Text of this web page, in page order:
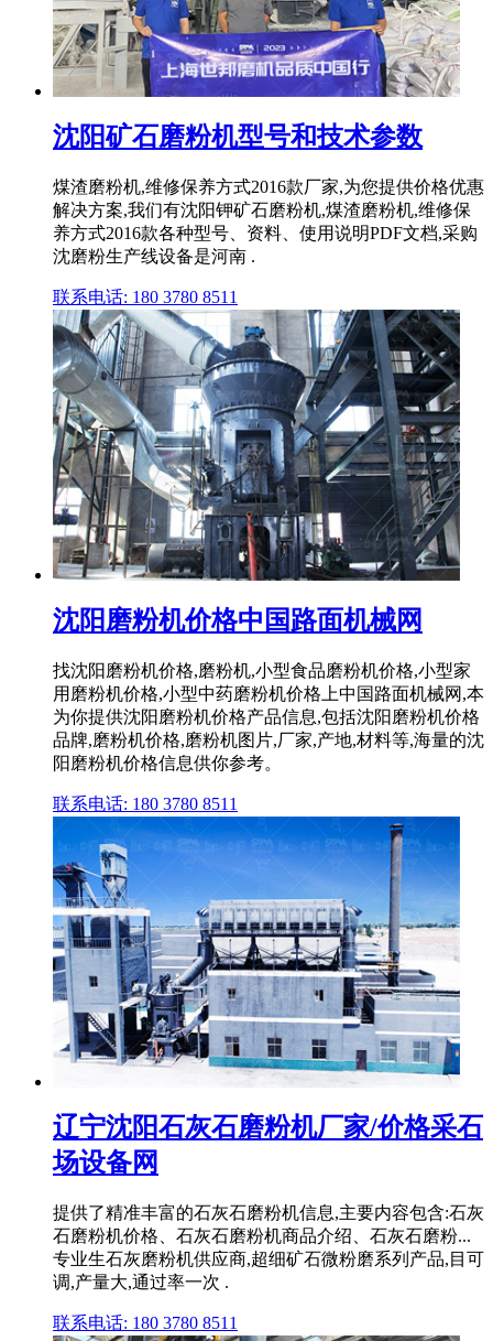
沈阳矿石磨粉机型号和技术参数
煤渣磨粉机,维修保养方式2016款厂家,为您提供价格优惠
解决方案,我们有沈阳钾矿石磨粉机,煤渣磨粉机,维修保
养方式2016款各种型号、资料、使用说明PDF文档,采购
沈磨粉生产线设备是河南 .
联系电话: 180 3780 8511
沈阳磨粉机价格中国路面机械网
找沈阳磨粉机价格,磨粉机,小型食品磨粉机价格,小型家
用磨粉机价格,小型中药磨粉机价格上中国路面机械网,本
为你提供沈阳磨粉机价格产品信息,包括沈阳磨粉机价格
品牌,磨粉机价格,磨粉机图片,厂家,产地,材料等,海量的沈
阳磨粉机价格信息供你参考。
联系电话: 180 3780 8511
辽宁沈阳石灰石磨粉机厂家/价格采石
场设备网
提供了精准丰富的石灰石磨粉机信息,主要内容包含:石灰
石磨粉机价格、石灰石磨粉机商品介绍、石灰石磨粉...
专业生石灰磨粉机供应商,超细矿石微粉磨系列产品,目可
调,产量大,通过率一次 .
联系电话: 180 3780 8511